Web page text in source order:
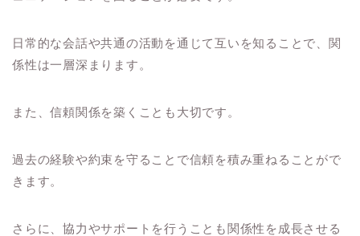
日常的な会話や共通の活動を通じて互いを知ることで、関
係性は一層深まります。
また、信頼関係を築くことも大切です。
過去の経験や約束を守ることで信頼を積み重ねることがで
きます。
さらに、協力やサポートを行うことも関係性を成長させる